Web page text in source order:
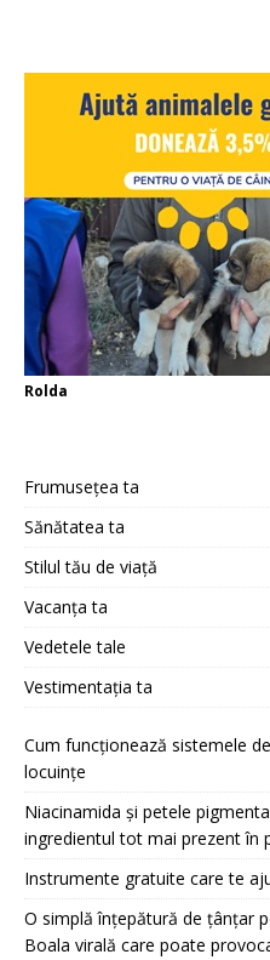
Rolda
Frumusețea ta
Sănătatea ta
Stilul tău de viață
Vacanța ta
Vedetele tale
Vestimentația ta
Cum funcționează sistemele
locuințe
Niacinamida și petele
ingredientul tot mai prezent în
Instrumente gratuite care te
O simplă înțepătură de țânțar
Boala virală care poate